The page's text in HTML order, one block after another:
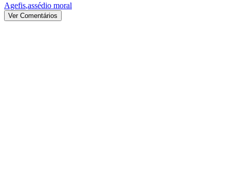
Agefis,assédio moral
Ver Comentários